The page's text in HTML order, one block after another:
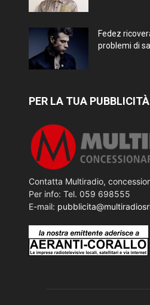
Fedez
problemi di
PER LA TUA PUBBLICITÀ
Contatta Multiradio,
Per info: Tel. 059 698555
E-mail: